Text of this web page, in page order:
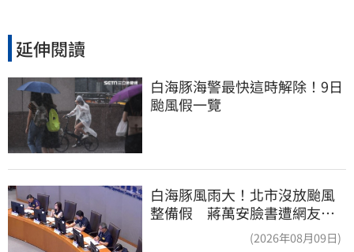
延伸閱讀
白海豚海警最快這時解除！9日
颱風假一覽
白海豚風雨大！北市沒放颱風
整備假 蔣萬安臉書遭網友灌
(2026年08月09日)